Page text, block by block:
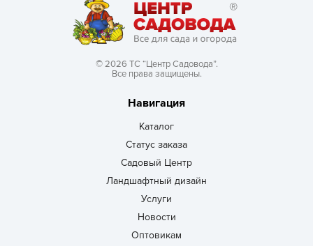
© 2026 ТС “Центр Садовода”.
Все права защищены.
Навигация
Каталог
Статус заказа
Садовый Центр
Ландшафтный дизайн
Услуги
Новости
Оптовикам